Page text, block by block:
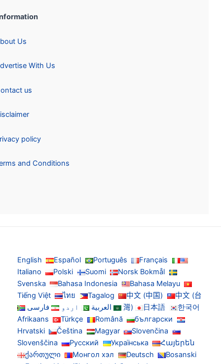
Information:
About Us
Advertise With Us
Contact us
Disclaimer
Privacy policy
Terms and Conditions
English Español Português
Français
Italiano
Polski Suomi
Norsk Bokmål
Svenska
Bahasa Indonesia
Bahasa Melayu
Tiếng Việt
ไทย Tagalog 中文 (中国)
中文 (台
灣)
日本語 한국어 العربية اردو
فارسی
Afrikaans
Türkçe Română
български
Hrvatski
Čeština Magyar
Slovenčina
Slovenščina
Русский Українська
Հայերեն
ქართული
Монгол хэл Deutsch
Bosanski